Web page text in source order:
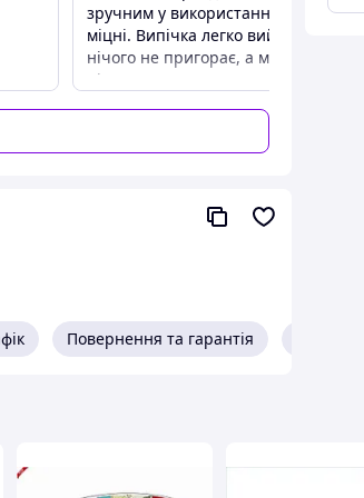
зручним у використанні. Форми
міцні. Випічка легко виймається,
нічого не пригорає, а мити форми
після використання дуже легко. Вже
— все пропікається рівномірно та
виглядає акуратно. Особливо
експериментувати з різними
довговічний набір форм!
Переваги
Повернення та гарантія